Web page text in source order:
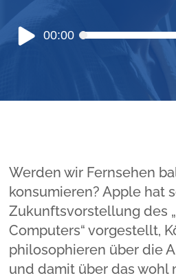
Audio-
Player
00:00
Werden wir Fernsehen
konsumieren? Apple hat
Zukunftsvorstellung des
Computers“ vorgestellt,
philosophieren über die
und damit über das wohl